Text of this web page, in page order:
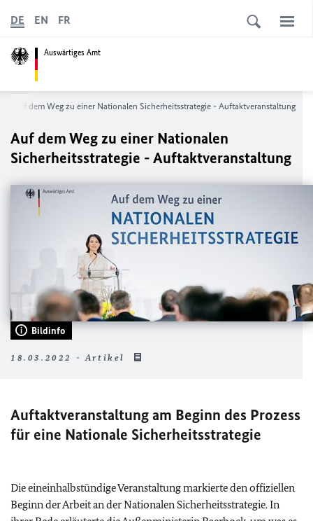
Auswärtiges Amt
DE EN FR
Auf dem Weg zu einer Nationalen Sicherheits­strategie - Auftaktveranstaltung
Auf dem Weg zu einer Nationalen
Sicherheits­strategie - Auftaktveranstaltung
Bildinfo
18.03.2022 - Artikel
Auftaktveranstaltung am Beginn des Prozess
für eine Nationale Sicherheitsstrategie
Die eineinhalbstündige Veranstaltung markierte den offiziellen
Beginn der Arbeit an der Nationalen Sicherheitsstrategie. In